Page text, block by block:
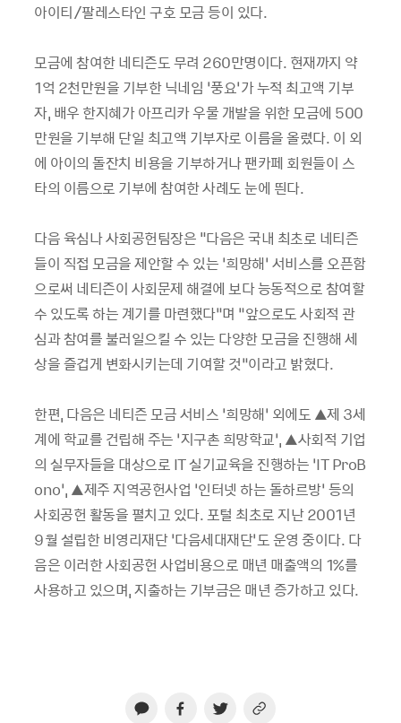
아이티/팔레스타인 구호 모금 등이 있다.
모금에 참여한 네티즌도 무려 260만명이다. 현재까지 약
1억 2천만원을 기부한 닉네임 ‘풍요’가 누적 최고액 기부
자, 배우 한지혜가 아프리카 우물 개발을 위한 모금에 500
만원을 기부해 단일 최고액 기부자로 이름을 올렸다. 이 외
에 아이의 돌잔치 비용을 기부하거나 팬카페 회원들이 스
타의 이름으로 기부에 참여한 사례도 눈에 띈다.
다음 육심나 사회공헌팀장은 "다음은 국내 최초로 네티즌
들이 직접 모금을 제안할 수 있는 ‘희망해’ 서비스를 오픈함
으로써 네티즌이 사회문제 해결에 보다 능동적으로 참여할
수 있도록 하는 계기를 마련했다”며 “앞으로도 사회적 관
심과 참여를 불러일으킬 수 있는 다양한 모금을 진행해 세
상을 즐겁게 변화시키는데 기여할 것”이라고 밝혔다.
한편, 다음은 네티즌 모금 서비스 ‘희망해’ 외에도 ▲제 3세
계에 학교를 건립해 주는 ‘지구촌 희망학교’, ▲사회적 기업
의 실무자들을 대상으로 IT 실기교육을 진행하는 ‘IT ProB
ono’, ▲제주 지역공헌사업 ‘인터넷 하는 돌하르방’ 등의
사회공헌 활동을 펼치고 있다. 포털 최초로 지난 2001년
9월 설립한 비영리재단 ‘다음세대재단’도 운영 중이다. 다
음은 이러한 사회공헌 사업비용으로 매년 매출액의 1%를
사용하고 있으며, 지출하는 기부금은 매년 증가하고 있다.